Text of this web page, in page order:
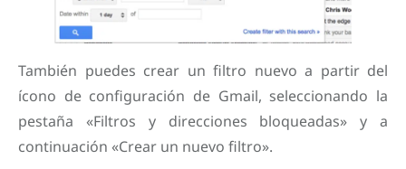
También puedes crear un filtro nuevo a partir del
ícono de configuración de Gmail, seleccionando la
pestaña «Filtros y direcciones bloqueadas» y a
continuación «Crear un nuevo filtro».